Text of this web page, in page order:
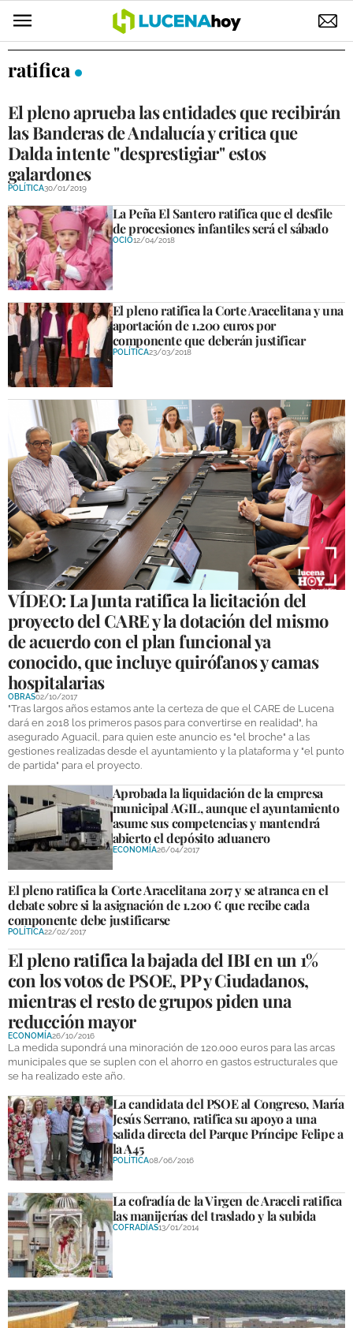
POLÍTICA
ELECCIONES
SUCESOS
ECONOMÍA
DESARROLLO LOCAL
LUCENA EMPRESAS
OCIO
COFRADÍAS
DEPORTES
COMPETICIONES
DEPORTE BASE
OPINIÓN
VENTANA CIUDADANA
CÓRDOBA
PROVINCIA
SUBBÉTICA HOY
SALUD
OBRAS
NECROLÓGICAS
GALERÍAS
ratifica
El pleno aprueba las entidades que recibirán
las Banderas de Andalucía y critica que
Dalda intente "desprestigiar" estos
galardones
POLÍTICA30/01/2019
La Peña El Santero ratifica que el desfile
de procesiones infantiles será el sábado
OCIO12/04/2018
El pleno ratifica la Corte Aracelitana y una
aportación de 1.200 euros por
componente que deberán justificar
POLÍTICA23/03/2018
VÍDEO: La Junta ratifica la licitación del
proyecto del CARE y la dotación del mismo
de acuerdo con el plan funcional ya
conocido, que incluye quirófanos y camas
hospitalarias
OBRAS02/10/2017
"Tras largos años estamos ante la certeza de que el CARE de Lucena
dará en 2018 los primeros pasos para convertirse en realidad", ha
asegurado Aguacil, para quien este anuncio es "el broche" a las
gestiones realizadas desde el ayuntamiento y la plataforma y "el punto
de partida" para el proyecto.
Aprobada la liquidación de la empresa
municipal AGIL, aunque el ayuntamiento
asume sus competencias y mantendrá
abierto el depósito aduanero
ECONOMÍA26/04/2017
El pleno ratifica la Corte Aracelitana 2017 y se atranca en el
debate sobre si la asignación de 1.200 € que recibe cada
componente debe justificarse
POLÍTICA22/02/2017
El pleno ratifica la bajada del IBI en un 1%
con los votos de PSOE, PP y Ciudadanos,
mientras el resto de grupos piden una
reducción mayor
ECONOMÍA26/10/2016
La medida supondrá una minoración de 120.000 euros para las arcas
municipales que se suplen con el ahorro en gastos estructurales que
se ha realizado este año.
La candidata del PSOE al Congreso, María
Jesús Serrano, ratifica su apoyo a una
salida directa del Parque Príncipe Felipe a
la A45
POLÍTICA08/06/2016
La cofradía de la Virgen de Araceli ratifica
las manijerías del traslado y la subida
COFRADÍAS13/01/2014